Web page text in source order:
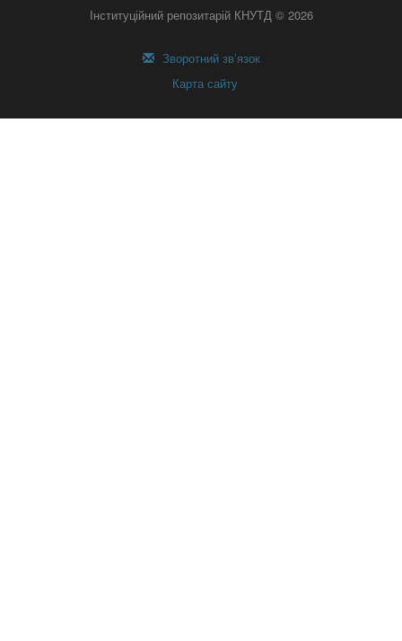
Інституційний репозитарій КНУТД © 2026
Зворотний зв’язок
Карта сайту